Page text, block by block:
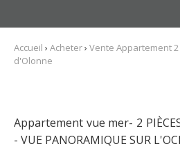
Accueil › Acheter› Vente Appartement 2
d'Olonne
Appartement vue mer- 2
- VUE PANORAMIQUE SUR